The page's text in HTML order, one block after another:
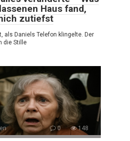
Haus fand,
zutiefst
als Daniels Telefon klingelte. Der
die Stille
0 148